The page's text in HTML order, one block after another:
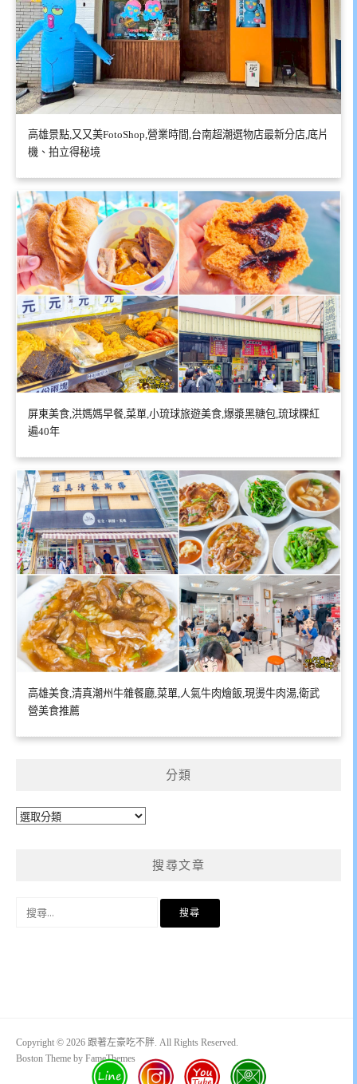
高雄景點,又又美FotoShop,營業時間,台南超潮選物店最新分店,底片
機、拍立得秘境
屏東美食,洪媽媽早餐,菜單,小琉球旅遊美食,爆漿黑糖包,琉球粿紅
遍40年
高雄美食,清真潮州牛雜餐廳,菜單,人氣牛肉燴飯,現燙牛肉湯,衛武
營美食推薦
分類
分
搜尋文章
Copyright © 2026 跟著左豪吃不胖. All Rights Reserved.
Boston Theme by FameThemes